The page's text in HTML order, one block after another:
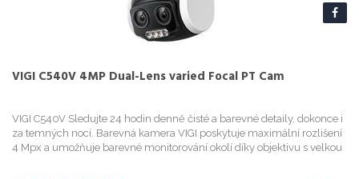
Hikvision 8MPix IP Dome Hybrid ColorVu
AcuSense kamera; WDR 130dB,audio,
alarm, IP67
VIGI C540V 4MP Dual-Lens varied Focal PT Cam
VIGI C540V Sledujte 24 hodin denně čisté a barevné detaily, dokonce i
za temných nocí. Barevná kamera VIGI poskytuje maximální rozlišení
4 Mpx a umožňuje barevné monitorování okolí díky objektivu s velkou